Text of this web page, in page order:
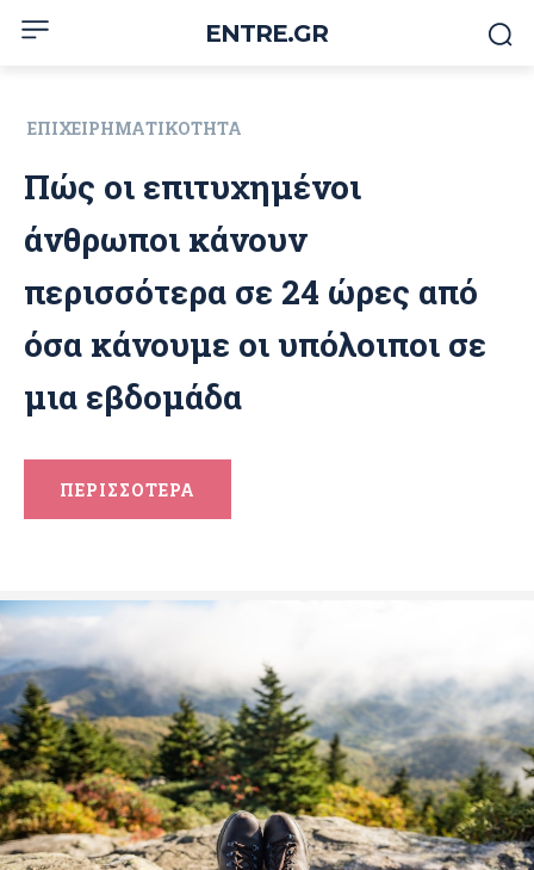
ENTRE.GR
ΕΠΙΧΕΙΡΗΜΑΤΙΚΌΤΗΤΑ
Πώς οι επιτυχημένοι
άνθρωποι κάνουν
περισσότερα σε 24 ώρες από
όσα κάνουμε οι υπόλοιποι σε
μια εβδομάδα
ΠΕΡΙΣΣΟΤΕΡΑ